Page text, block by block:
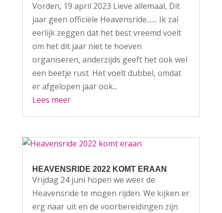
Vorden, 19 april 2023 Lieve allemaal, Dit
jaar geen officiële Heavensride....... Ik zal
eerlijk zeggen dat het best vreemd voelt
om het dit jaar niet te hoeven
organiseren, anderzijds geeft het ook wel
een beetje rust. Het voelt dubbel, omdat
er afgelopen jaar ook...
Lees meer
HEAVENSRIDE 2022 KOMT ERAAN
Vrijdag 24 juni hopen we weer de
Heavensride te mogen rijden. We kijken er
erg naar uit en de voorbereidingen zijn